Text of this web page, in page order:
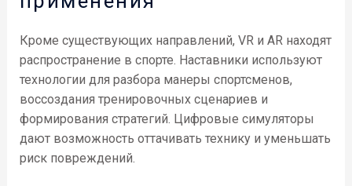
Кроме существующих направлений, VR и AR находят
распространение в спорте. Наставники используют
технологии для разбора манеры спортсменов,
воссоздания тренировочных сценариев и
формирования стратегий. Цифровые симуляторы
дают возможность оттачивать технику и уменьшать
риск повреждений.